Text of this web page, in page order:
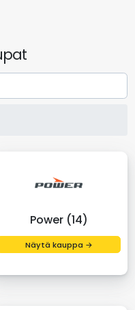
Power (14)
Näytä kauppa →